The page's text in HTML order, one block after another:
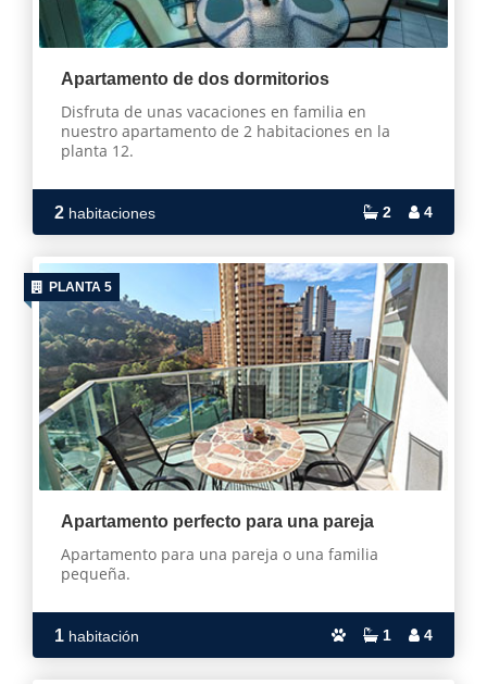
Apartamento de dos dormitorios
Disfruta de unas vacaciones en familia en
nuestro apartamento de 2 habitaciones en la
planta 12.
2 habitaciones 2 4
PLANTA 5
Apartamento perfecto para una pareja
Apartamento para una pareja o una familia
pequeña.
1 habitación 1 4